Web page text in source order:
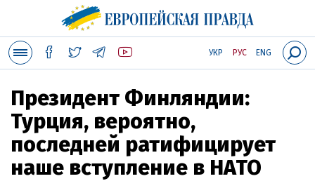
УКР РУС ENG
Президент Финляндии:
Турция, вероятно,
последней ратифицирует
наше вступление в НАТО